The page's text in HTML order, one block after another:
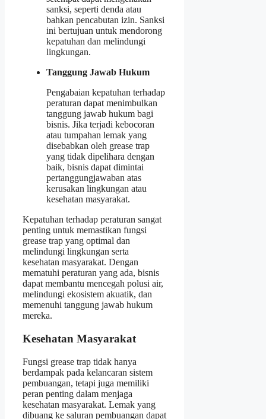
sanksi, seperti denda atau
bahkan pencabutan izin. Sanksi
ini bertujuan untuk mendorong
kepatuhan dan melindungi
lingkungan.
Tanggung Jawab Hukum
Pengabaian kepatuhan terhadap
peraturan dapat menimbulkan
tanggung jawab hukum bagi
bisnis. Jika terjadi kebocoran
atau tumpahan lemak yang
disebabkan oleh grease trap
yang tidak dipelihara dengan
baik, bisnis dapat dimintai
pertanggungjawaban atas
kerusakan lingkungan atau
kesehatan masyarakat.
Kepatuhan terhadap peraturan sangat
penting untuk memastikan fungsi
grease trap yang optimal dan
melindungi lingkungan serta
kesehatan masyarakat. Dengan
mematuhi peraturan yang ada, bisnis
dapat membantu mencegah polusi air,
melindungi ekosistem akuatik, dan
memenuhi tanggung jawab hukum
mereka.
Kesehatan Masyarakat
Fungsi grease trap tidak hanya
berdampak pada kelancaran sistem
pembuangan, tetapi juga memiliki
peran penting dalam menjaga
kesehatan masyarakat. Lemak yang
dibuang ke saluran pembuangan dapat